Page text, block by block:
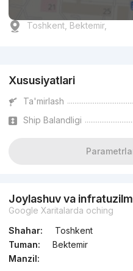
Toshkent, Bektemir,
Xususiyatlari
Ta'mirlash
Ship Balandligi
Joylashuv va
Google Xaritalarda oching
Shahar:
Toshkent
Tuman:
Bektemir
Manzil: